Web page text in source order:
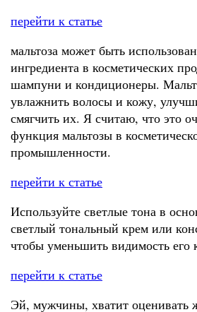
перейти к статье
мальтоза может быть
ингредиента в косметических
шампуни и кондиционеры.
увлажнить волосы и кожу,
смягчить их. Я считаю, что это
функция мальтозы в
промышленности.
перейти к статье
Используйте светлые тона в
светлый тональный крем или
чтобы уменьшить видимость его
перейти к статье
Эй, мужчины, хватит оценивать